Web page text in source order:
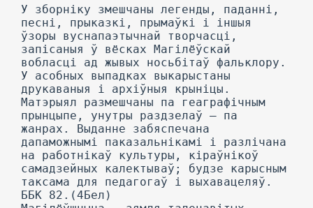
У зборніку змешчаны легенды, паданні,
песні, прыказкі, прымаўкі і іншыя
ўзоры вуснапаэтычнай творчасці,
запісаныя ў вёсках Магілёўскай
вобласці ад жывых носьбітаў фальклору.
У асобных выпадках выкарыстаны
друкаваныя і архіўныя крыніцы.
Матэрыял размешчаны па геаграфічным
прынцыпе, унутры раздзелаў — па
жанрах. Выданне забяспечана
дапаможнымі паказальнікамі і разлічана
на работнікаў культуры, кіраўнікоў
самадзейных калектываў; будзе карысным
таксама для педагогаў і выхавацеляў.
ББК 82.(4Бел)